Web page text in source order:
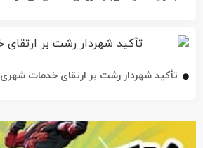
تأکید شهردار رشت بر ارتقای خدمات شهری